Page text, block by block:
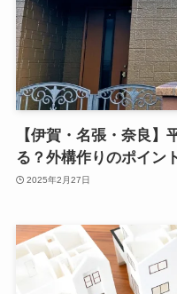
【伊賀・名張・奈良
る？外構作りのポイン
2025年2月27日